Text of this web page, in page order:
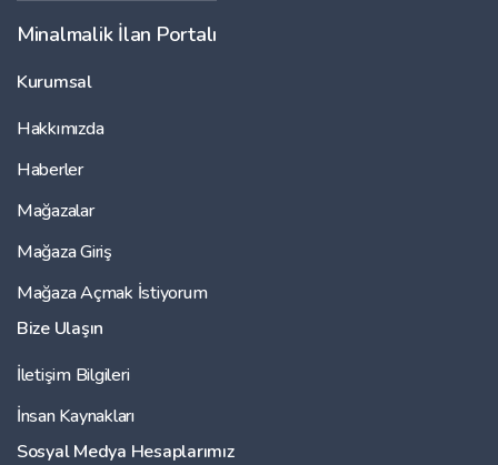
Minalmalik İlan Portalı
Kurumsal
Hakkımızda
Haberler
Mağazalar
Mağaza Giriş
Mağaza Açmak İstiyorum
Bize Ulaşın
İletişim Bilgileri
İnsan Kaynakları
Sosyal Medya Hesaplarımız